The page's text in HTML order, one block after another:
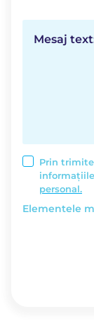
Mesaj
Prin
personal.
Elementele